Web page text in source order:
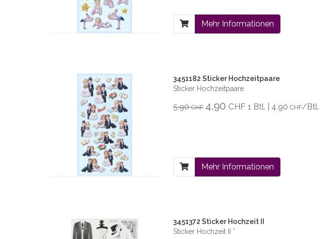
Mehr Informationen
3451182 Sticker Hochzeitpaare
Sticker Hochzeitpaare
5,90CHF 4,90 CHF 1 Btl. | 4,90 CHF/Btl.
Mehr Informationen
3451372 Sticker Hochzeit II
Sticker Hochzeit II *